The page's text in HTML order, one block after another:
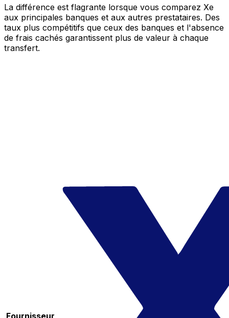
La différence est flagrante lorsque vous comparez Xe
aux principales banques et aux autres prestataires. Des
taux plus compétitifs que ceux des banques et l'absence
de frais cachés garantissent plus de valeur à chaque
transfert.
Fournisseur